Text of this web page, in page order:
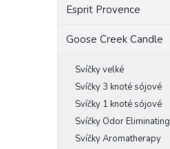
Esprit Provence
Goose Creek Candle
Svíčky velké
Svíčky 3 knoté sójové
Svíčky 1 knoté sójové
Svíčky Odor Eliminating
Svíčky Aromatherapy